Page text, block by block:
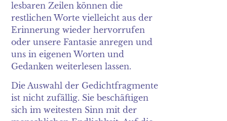
lesbaren Zeilen können die
restlichen Worte vielleicht aus der
Erinnerung wieder hervorrufen
oder unsere Fantasie anregen und
uns in eigenen Worten und
Gedanken weiterlesen lassen.
Die Auswahl der Gedichtfragmente
ist nicht zufällig. Sie beschäftigen
sich im weitesten Sinn mit der